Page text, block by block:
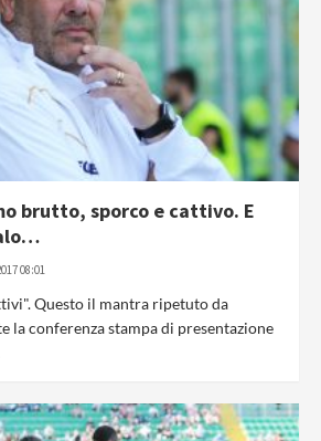
brutto, sporco e cattivo. E
08:01
Questo il mantra ripetuto da
la conferenza stampa di presentazione